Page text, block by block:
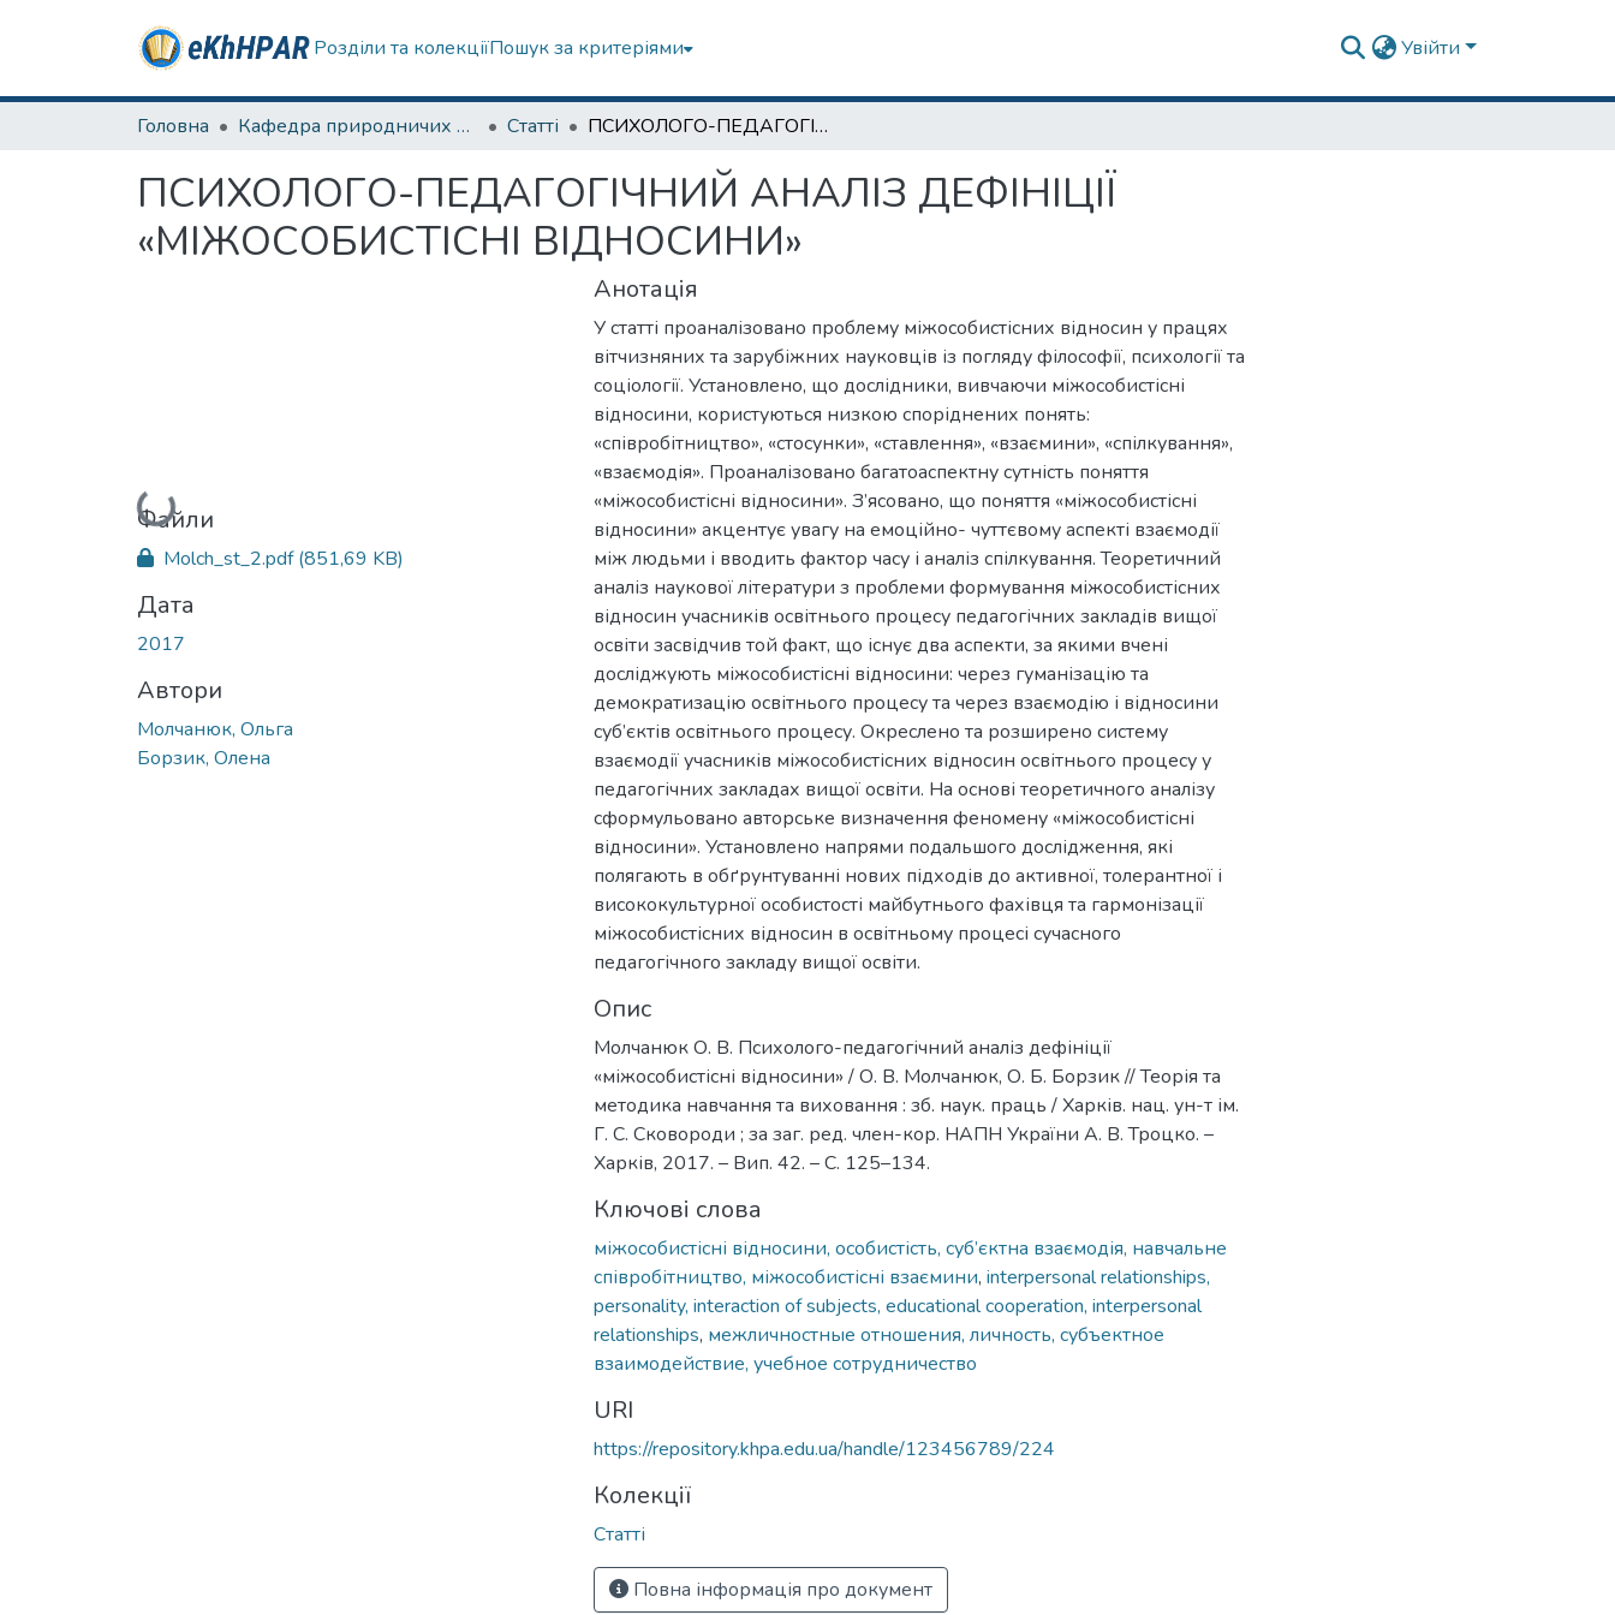
Розділи та колекціїПошук за критеріями Увійти
Головна Кафедра природничих наук та здоров'язбереження Статті ПСИХОЛОГО-ПЕДАГОГІЧНИЙ АНАЛІЗ ДЕФІНІЦІЇ «МІЖОСОБИСТІСНІ ВІДНОСИНИ»
ПСИХОЛОГО-ПЕДАГОГІЧНИЙ АНАЛІЗ ДЕФІНІЦІЇ
«МІЖОСОБИСТІСНІ ВІДНОСИНИ»
Вантажиться...
Файли
Molch_st_2.pdf(851,69 KB)
Дата
2017
Автори
Молчанюк, Ольга
Борзик, Олена
Анотація
У статті проаналізовано проблему міжособистісних відносин у працях
вітчизняних та зарубіжних науковців із погляду філософії, психології та
соціології. Установлено, що дослідники, вивчаючи міжособистісні
відносини, користуються низкою споріднених понять:
«співробітництво», «стосунки», «ставлення», «взаємини», «спілкування»,
«взаємодія». Проаналізовано багатоаспектну сутність поняття
«міжособистісні відносини». З’ясовано, що поняття «міжособистісні
відносини» акцентує увагу на емоційно- чуттєвому аспекті взаємодії
між людьми і вводить фактор часу і аналіз спілкування. Теоретичний
аналіз наукової літератури з проблеми формування міжособистісних
відносин учасників освітнього процесу педагогічних закладів вищої
освіти засвідчив той факт, що існує два аспекти, за якими вчені
досліджують міжособистісні відносини: через гуманізацію та
демократизацію освітнього процесу та через взаємодію і відносини
суб’єктів освітнього процесу. Окреслено та розширено систему
взаємодії учасників міжособистісних відносин освітнього процесу у
педагогічних закладах вищої освіти. На основі теоретичного аналізу
сформульовано авторське визначення феномену «міжособистісні
відносини». Установлено напрями подальшого дослідження, які
полягають в обґрунтуванні нових підходів до активної, толерантної і
висококультурної особистості майбутнього фахівця та гармонізації
міжособистісних відносин в освітньому процесі сучасного
педагогічного закладу вищої освіти.
Опис
Молчанюк О. В. Психолого-педагогічний аналіз дефініції
«міжособистісні відносини» / О. В. Молчанюк, О. Б. Борзик // Теорія та
методика навчання та виховання : зб. наук. праць / Харків. нац. ун-т ім.
Г. С. Сковороди ; за заг. ред. член-кор. НАПН України А. В. Троцко. –
Харків, 2017. – Вип. 42. – С. 125–134.
Ключові слова
міжособистісні відносини, особистість, суб’єктна взаємодія, навчальне
співробітництво, міжособистісні взаємини, interpersonal relationships,
personality, interaction of subjects, educational cooperation, interpersonal
relationships, межличностные отношения, личность, субъектное
взаимодействие, учебное сотрудничество
URI
https://repository.khpa.edu.ua/handle/123456789/224
Колекції
Статті
Повна інформація про документ